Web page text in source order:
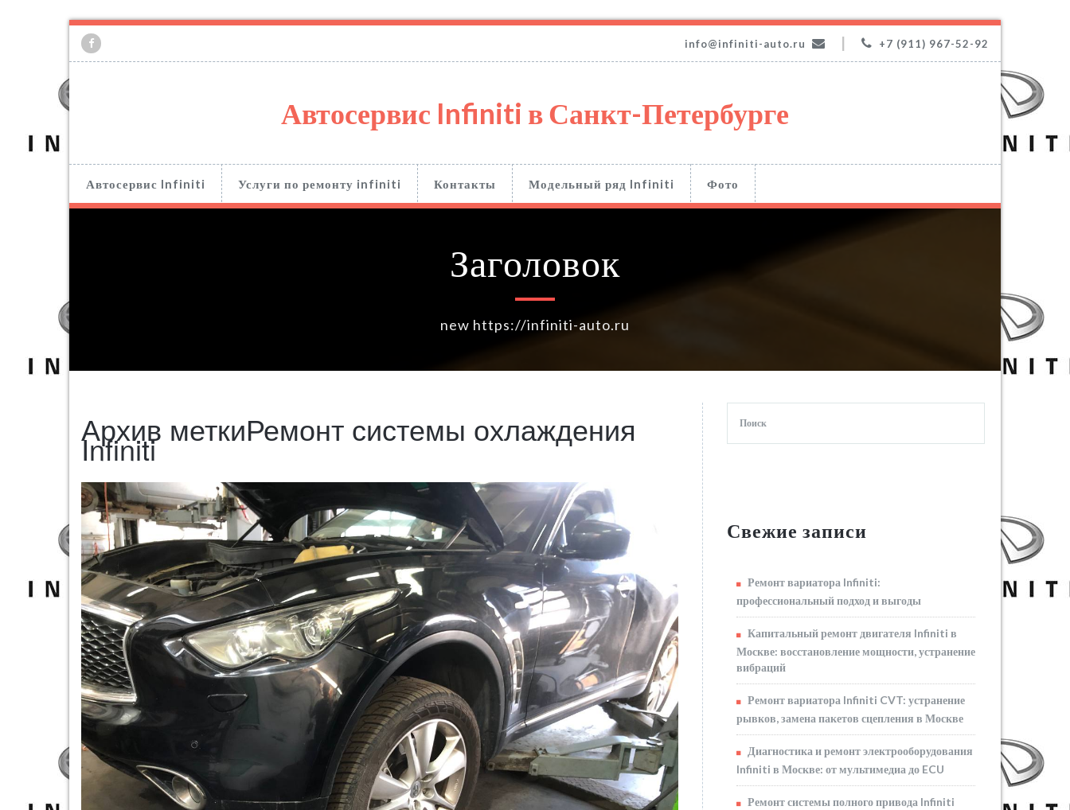
info@infiniti-auto.ru +7 (911) 967-52-92
Автосервис Infiniti в Санкт-Петербурге
Автосервис Infiniti Услуги по ремонту infiniti Контакты Модельный ряд Infiniti Фото
Заголовок
new https://infiniti-auto.ru
Архив меткиРемонт системы охлаждения
Infiniti
Свежие записи
Ремонт вариатора Infiniti:
профессиональный подход и выгоды
Капитальный ремонт двигателя Infiniti в
Москве: восстановление мощности, устранение
вибраций
Ремонт вариатора Infiniti CVT: устранение
рывков, замена пакетов сцепления в Москве
Диагностика и ремонт электрооборудования
Infiniti в Москве: от мультимедиа до ECU
Ремонт системы полного привода Infiniti